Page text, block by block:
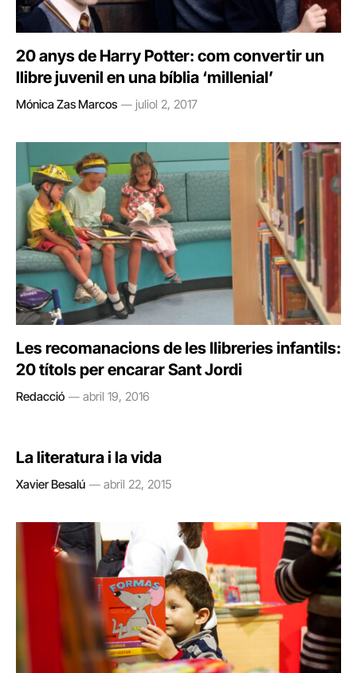
20 anys de Harry Potter: com convertir un
llibre juvenil en una bíblia ‘millenial’
Mónica Zas Marcos juliol 2, 2017
Les recomanacions de les llibreries infantils:
20 títols per encarar Sant Jordi
Redacció abril 19, 2016
La literatura i la vida
Xavier Besalú abril 22, 2015